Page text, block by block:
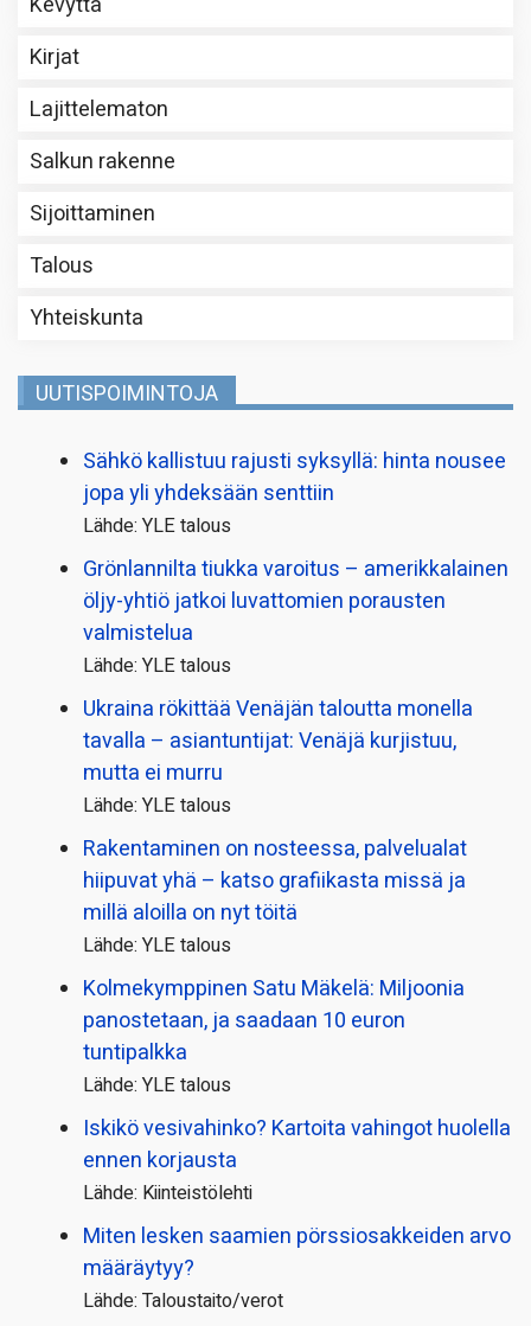
Kirjat
Lajittelematon
Salkun rakenne
Sijoittaminen
Talous
Yhteiskunta
UUTISPOIMINTOJA
Sähkö kallistuu rajusti syksyllä: hinta nousee
jopa yli yhdeksään senttiin
Lähde: YLE talous
Grönlannilta tiukka varoitus – amerikkalainen
öljy-yhtiö jatkoi luvattomien porausten
valmistelua
Lähde: YLE talous
Ukraina rökittää Venäjän taloutta monella
tavalla – asiantuntijat: Venäjä kurjistuu,
mutta ei murru
Lähde: YLE talous
Rakentaminen on nosteessa, palvelualat
hiipuvat yhä – katso grafiikasta missä ja
millä aloilla on nyt töitä
Lähde: YLE talous
Kolmekymppinen Satu Mäkelä: Miljoonia
panostetaan, ja saadaan 10 euron
tuntipalkka
Lähde: YLE talous
Iskikö vesivahinko? Kartoita vahingot huolella
ennen korjausta
Lähde: Kiinteistölehti
Miten lesken saamien pörssi­osakkeiden arvo
määräytyy?
Lähde: Taloustaito/verot